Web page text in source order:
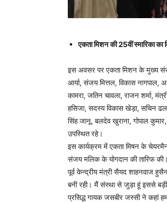
एकता मिशन की 25वीं स्मारिका का
इस अवसर पर एकता मिशन के मुख्य
आर्या, संजय मित्तल, विकास नागपाल,
कामरा, जतिन चावला, राजन शर्मा,
हसिजा, सदस्य विकास खेड़ा, सचिन ढल,
सिंह जानू, बलदेव खुराना, गोपाल
उपस्थित रहे।
इस कार्यक्रम में एकता मिषन के
संजय मलिक के योगदान की तारिफ की।
पूर्व केन्द्रीय मंत्री सैयद शाहनवाज
बनी रही। मैं संस्था से जुड़ा हूं इससे बड़ी
प्रसिद्ध गायक जसबीर जस्सी ने कहां